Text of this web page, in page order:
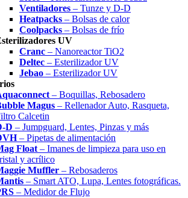
Ventiladores – Tunze y D-D
Heatpacks – Bolsas de calor
Coolpacks – Bolsas de frío
UV
Cranc – Nanoreactor TiO2
Deltec – Esterilizador UV
Jebao – Esterilizador UV
– Boquillas, Rebosadero
Magus – Rellenador Auto, Rasqueta,
Calcetin
D – Jumpguard, Lentes, Pinzas y más
– Pipetas de alimentación
Float – Imanes de limpieza para uso en
y acrílico
Muffler – Rebosaderos
– Smart ATO, Lupa, Lentes fotográficas.
– Medidor de Flujo